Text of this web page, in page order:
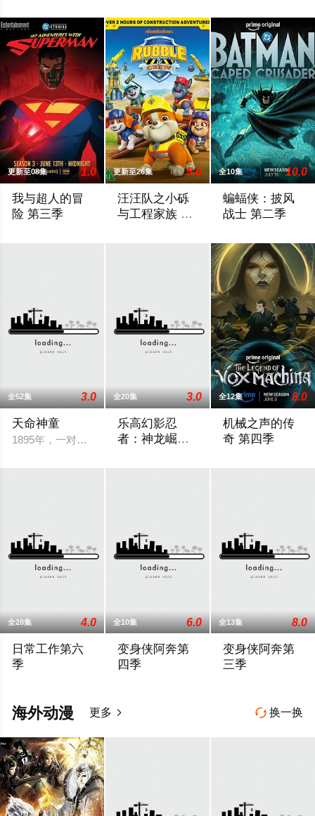
更新至08集 1.0
我与超人的冒
险 第三季
更新至26集 5.0
汪汪队之小砾
与工程家族 第
全10集 10.0
蝙蝠侠：披风
战士 第二季
全52集 3.0
天命神童
1895年，一对男女神童降世。两个孩子在同一时辰出生在上海
全20集 3.0
乐高幻影忍
者：神龙崛起
全12集 8.0
机械之声的传
奇 第四季
全28集 4.0
日常工作第六
季
全10集 6.0
变身侠阿奔第
四季
全13集 8.0
变身侠阿奔第
三季
 换一换
海外动漫 更多 